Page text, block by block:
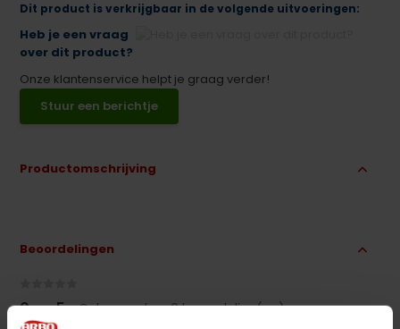
Dit product is verkrijgbaar in de volgende uitvoeringen:
Heb je een vraag
over dit product?
Onze klantenservice helpt je graag verder!
Stuur een berichtje
Productomschrijving
Beoordelingen
0van5 Gebaseerd op 0 beoordeling(en)